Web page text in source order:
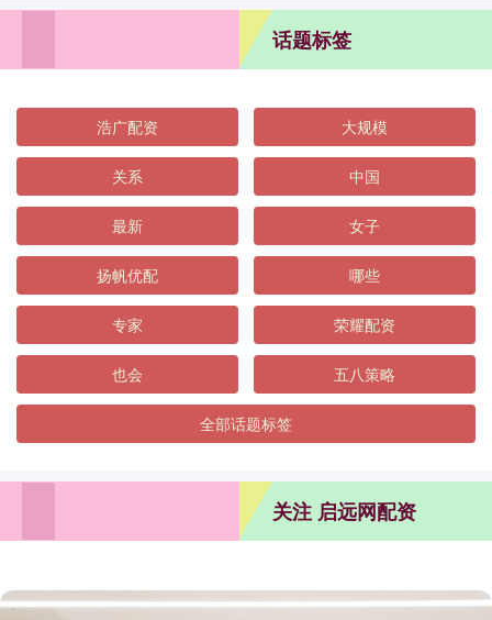
话题标签
浩广配资 大规模
关系 中国
最新 女子
扬帆优配 哪些
专家 荣耀配资
也会 五八策略
全部话题标签
关注 启远网配资